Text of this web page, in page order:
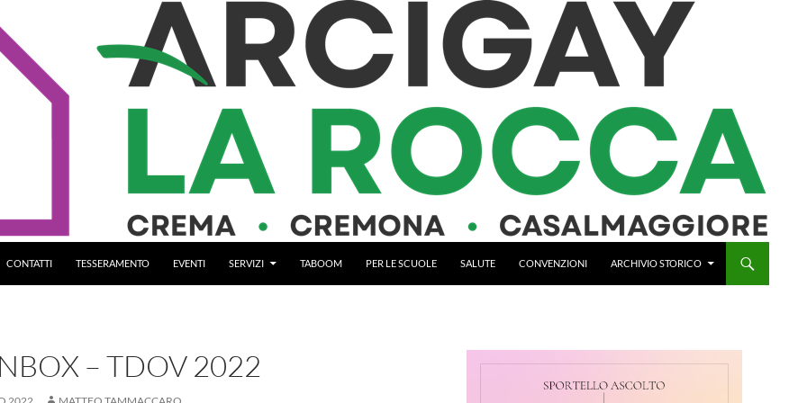
CONTATTI TESSERAMENTO EVENTI SERVIZI TABOOM PER LE SCUOLE SALUTE CONVENZIONI ARCHIVIO STORICO
– TDOV 2022